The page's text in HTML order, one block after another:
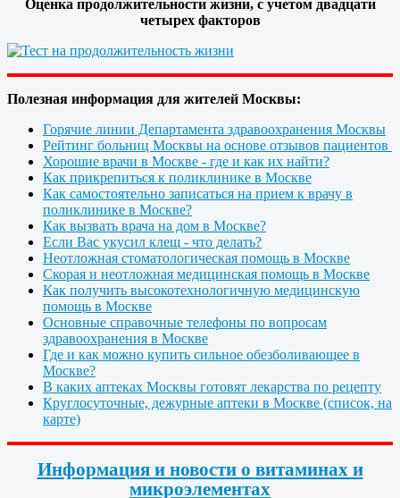
Оценка продолжительности жизни, с учетом двадцати
четырех факторов
Полезная информация для жителей Москвы:
Горячие линии Департамента здравоохранения Москвы
Рейтинг больниц Москвы на основе отзывов пациентов
Хорошие врачи в Москве - где и как их найти?
Как прикрепиться к поликлинике в Москве
Как самостоятельно записаться на прием к врачу в
поликлинике в Москве?
Как вызвать врача на дом в Москве?
Если Вас укусил клещ - что делать?
Неотложная стоматологическая помощь в Москве
Скорая и неотложная медицинская помощь в Москве
Как получить высокотехнологичную медицинскую
помощь в Москве
Основные справочные телефоны по вопросам
здравоохранения в Москве
Где и как можно купить сильное обезболивающее в
Москве?
В каких аптеках Москвы готовят лекарства по рецепту
Круглосуточные, дежурные аптеки в Москве (список, на
карте)
Информация и новости о витаминах и
микроэлементах